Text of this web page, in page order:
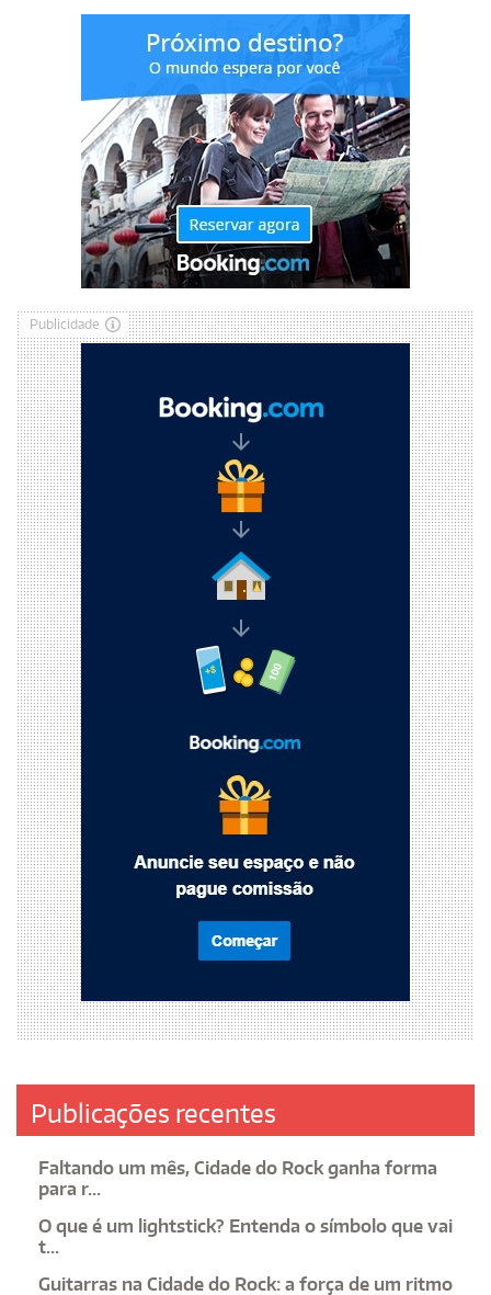
Publicidade
Publicações recentes
Faltando um mês, Cidade do Rock ganha forma
para r...
O que é um lightstick? Entenda o símbolo que vai
t...
Guitarras na Cidade do Rock: a força de um ritmo